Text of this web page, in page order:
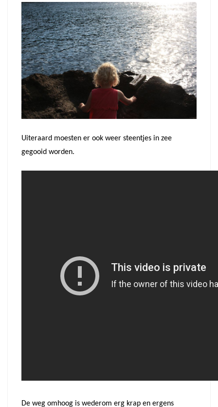
Uiteraard moesten er ook weer steentjes in zee
gegooid worden.
De weg omhoog is wederom erg krap en ergens